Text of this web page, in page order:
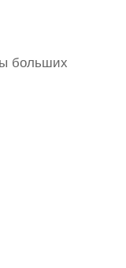
больших